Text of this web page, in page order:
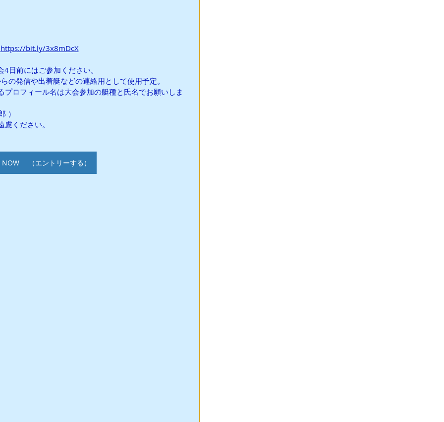
https://bit.ly/3x8mDcX
日前にはご参加ください。
の発信や出着艇などの連絡用として使用予定。
プロフィール名は大会参加の艇種と氏名でお願いしま
）
ください。
NOW （エントリーする）